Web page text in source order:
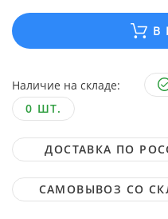
В
Наличие на складе:
0 ШТ.
ДОСТАВКА ПО
САМОВЫВОЗ СО